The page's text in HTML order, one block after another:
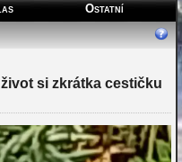
Ostatní
si zkrátka cestičku